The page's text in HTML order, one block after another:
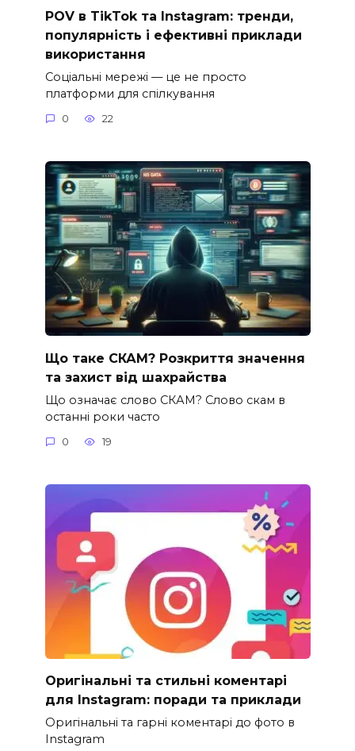
POV в TikTok та Instagram: тренди,
популярність і ефективні приклади
використання
Соціальні мережі — це не просто
платформи для спілкування
0 22
Що таке СКАМ? Розкриття значення
та захист від шахрайства
Що означає слово СКАМ? Слово скам в
останні роки часто
0 19
Оригінальні та стильні коментарі
для Instagram: поради та приклади
Оригінальні та гарні коментарі до фото в
Instagram